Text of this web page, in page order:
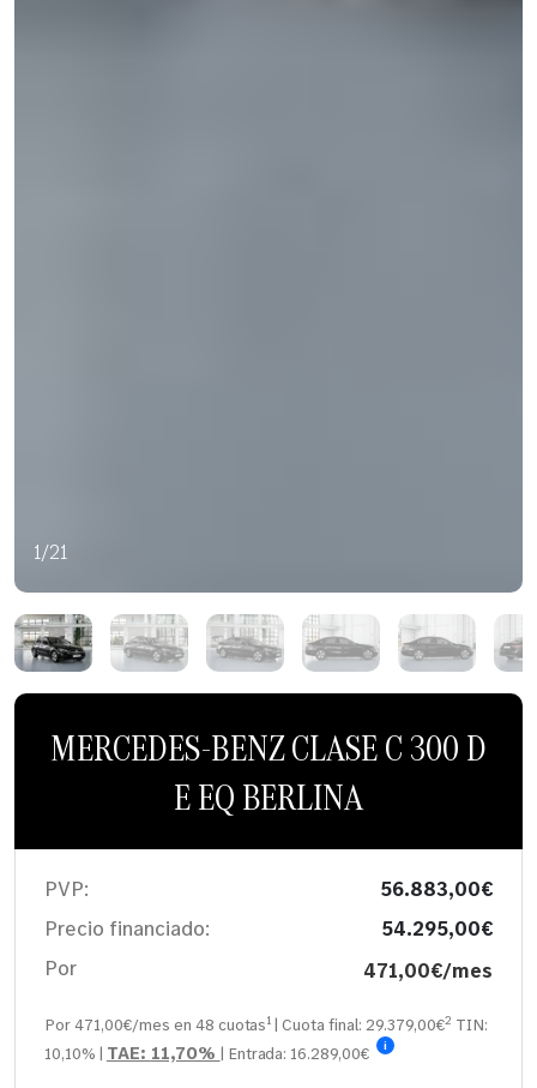
1/21
MERCEDES-BENZ CLASE C 300 D
E EQ BERLINA
PVP:
56.883,00€
Precio financiado:
54.295,00€
Por
471,00€/mes
Por 471,00€/mes en 48 cuotas1 | Cuota final:29.379,00€2 TIN:
10,10% | TAE: 11,70% | Entrada: 16.289,00€ i